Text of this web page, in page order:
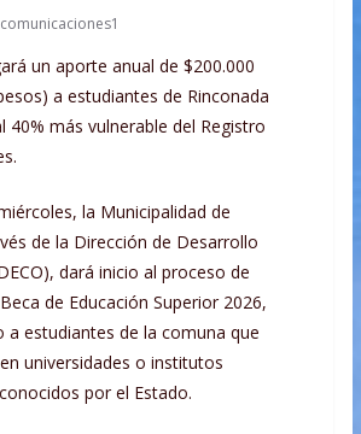
comunicaciones1
un aporte anual de $200.000
a estudiantes de Rinconada
40% más vulnerable del Registro
la Municipalidad de
de la Dirección de Desarrollo
dará inicio al proceso de
de Educación Superior 2026,
a estudiantes de la comuna que
universidades o institutos
por el Estado.